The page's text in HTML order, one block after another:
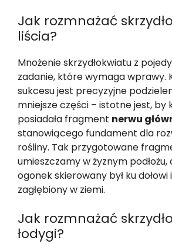
Jak rozmnażać
liścia?
Mnożenie skrzydłokwiatu z
zadanie, które wymaga wprawy.
sukcesu jest precyzyjne
mniejsze części – istotne jest, by
posiadała fragment nerwu
stanowiącego fundament dla
rośliny. Tak przygotowane
umieszczamy w żyznym
ogonek skierowany był ku dołowi
zagłębiony w ziemi.
Jak rozmnażać
łodygi?